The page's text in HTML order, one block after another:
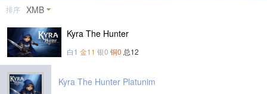
排序 XMB
Kyra The Hunter
白1 金11 银0 铜0 总12
Kyra The Hunter Platunim